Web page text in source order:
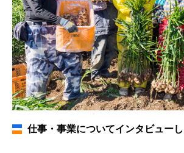
仕事・事業についてインタビューし